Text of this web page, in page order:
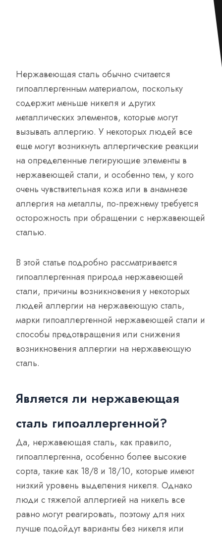
Нержавеющая сталь обычно считается
гипоаллергенным материалом, поскольку
содержит меньше никеля и других
металлических элементов, которые могут
вызывать аллергию. У некоторых людей все
еще могут возникнуть аллергические реакции
на определенные легирующие элементы в
нержавеющей стали, и особенно тем, у кого
очень чувствительная кожа или в анамнезе
аллергия на металлы, по-прежнему требуется
осторожность при обращении с нержавеющей
сталью.
В этой статье подробно рассматривается
гипоаллергенная природа нержавеющей
стали, причины возникновения у некоторых
людей аллергии на нержавеющую сталь,
марки гипоаллергенной нержавеющей стали и
способы предотвращения или снижения
возникновения аллергии на нержавеющую
сталь.
Является ли нержавеющая
сталь гипоаллергенной?
Да, нержавеющая сталь, как правило,
гипоаллергенна, особенно более высокие
сорта, такие как 18/8 и 18/10, которые имеют
низкий уровень выделения никеля. Однако
люди с тяжелой аллергией на никель все
равно могут реагировать, поэтому для них
лучше подойдут варианты без никеля или